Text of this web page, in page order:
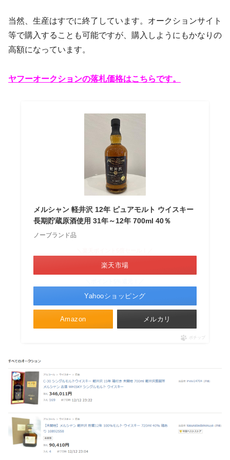
当然、生産はすでに終了しています。オークションサイト
等で購入することも可能ですが、購入しようにもかなりの
高額になっています。
ヤフーオークションの落札価格はこちらです。
メルシャン 軽井沢 12年 ピュアモルト ウイスキー
長期貯蔵原酒使用 31年～12年 700ml 40％
ノーブランド品
Amazon
楽天市場
Yahooショッピング
メルカリ
ポチップ